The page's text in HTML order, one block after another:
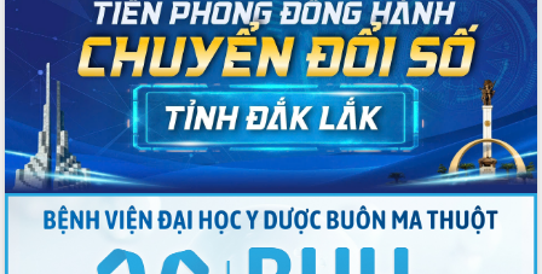
Bệnh án điện tử thúc đẩy chuyển đổi
số y tế tại Đắk Lắk
Chuyển đổi số thư viện: Mở rộng
không gian tri thức trong thời đại số
Đánh giá, rút kinh nghiệm công tác tổ
chức diễn tập trước ngày bầu cử
Chương trình “Gặp gỡ hữu nghị –
Friendship Meeting New Year 2026”
Bầu cử Quốc hội và HĐND: Cử tri Đắk
Lắk gửi gắm niềm tin, kỳ vọng vào lá